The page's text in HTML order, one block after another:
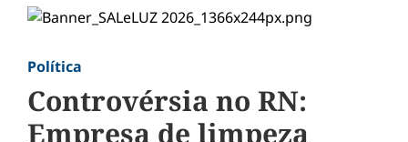
Política
​Controvérsia no RN:
Empresa de limpeza